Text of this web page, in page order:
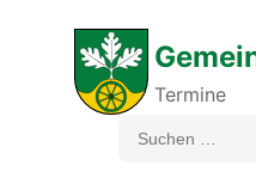
Termine